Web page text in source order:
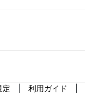
定 利用ガイド